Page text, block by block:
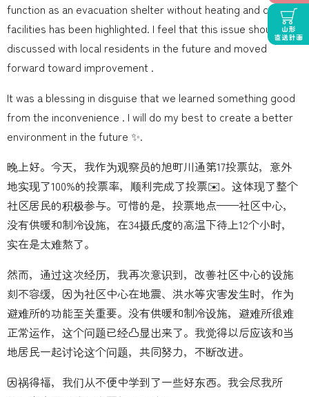
function as an evacuation shelter without heating and cooling
facilities has been highlighted. I feel that this issue should be
discussed with local residents in the future and moved
forward toward improvement .
It was a blessing in disguise that we learned something good
from the inconvenience . I will do my best to create a better
environment in the future ✨.
晚上好。今天，我作为观察员的旭町川通第17投票站，意外
地实现了100%的投票率，顺利完成了投票✉️。这体现了整个
社区居民的积极参与。可惜的是，投票地点——社区中心，
没有供暖和制冷设施，在34摄氏度的高温下待上12个小时，
实在是太难熬了。
然而，通过这次经历，我再次意识到，改善社区中心的设施
刻不容缓，因为社区中心在地震、洪水等灾害发生时，作为
避难所的功能至关重要。没有供暖和制冷设施，避难所很难
正常运作，这个问题已经凸显出来了。我觉得以后应该和当
地居民一起讨论这个问题，共同努力，不断改进。
因祸得福，我们从不便中学到了一些好东西。我会尽我所